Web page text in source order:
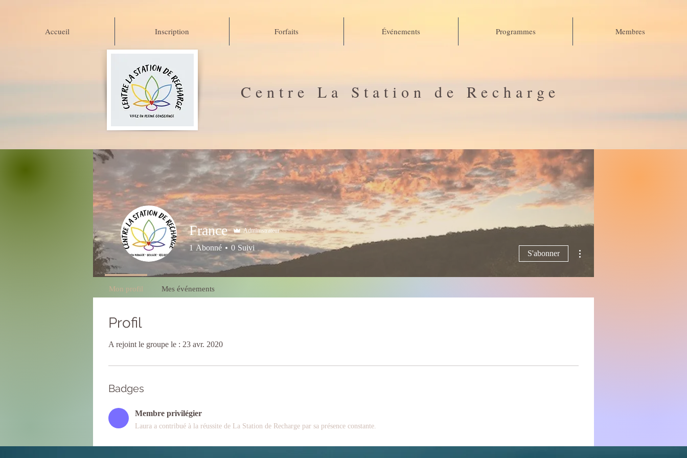
Accueil Inscription Forfaits Événements Programmes Membres
Centre La Station de Recharge
Profil
A rejoint le groupe le : 23 avr. 2020
Badges
Membre privilégier
Laura a contribué à la réussite de La Station de Recharge par sa présence constante.
France Administrateur
1 Abonné 0 Suivi
Membre privilégier +4
S'abonner
Mon profil Mes événements